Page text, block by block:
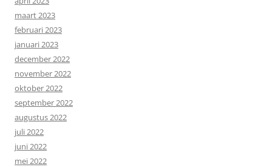
maart 2023
februari 2023
januari 2023
december 2022
november 2022
oktober 2022
september 2022
augustus 2022
juli 2022
juni 2022
mei 2022